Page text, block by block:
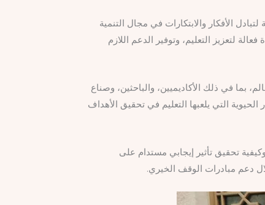
الأفكار والابتكارات في مجال التنمية
لتعزيز التعليم، وتوفير الدعم اللازم
بما في ذلك الأكاديميين، والباحثين، وصناع
التي يلعبها التعليم في تحقيق الأهداف
تحقيق تأثير إيجابي مستدام على
دعم مبادرات الوقف الخيري.